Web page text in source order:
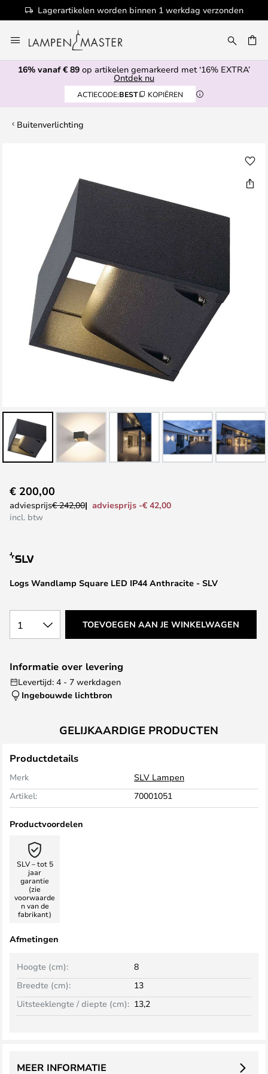
Lagerartikelen worden binnen 1 werkdag verzonden
naar
de
inhoud
16% vanaf € 89 op artikelen gemarkeerd met ‘16% EXTRA’
Ontdek nu
ACTIECODE:BEST KOPIËREN
Buitenverlichting
afbeeldingen-
naar
het
de
gallerij
Logs Wandlamp Square LED IP44 Anthracite - SLV
€ 200,00
adviesprijs€ 242,00
adviesprijs -€ 42,00
incl. btw
1 TOEVOEGEN AAN JE WINKELWAGEN
Informatie over levering
Levertijd: 4 - 7 werkdagen
Ingebouwde lichtbron
GELIJKAARDIGE PRODUCTEN
Productdetails
Merk
SLV Lampen
Artikel:
70001051
Productvoordelen
SLV – tot 5
jaar
garantie
(zie
voorwaarde
n van de
fabrikant)
Afmetingen
Breedte (cm): 13
Hoogte (cm): 8
Uitsteeklengte / diepte (cm): 13,2
MEER INFORMATIE